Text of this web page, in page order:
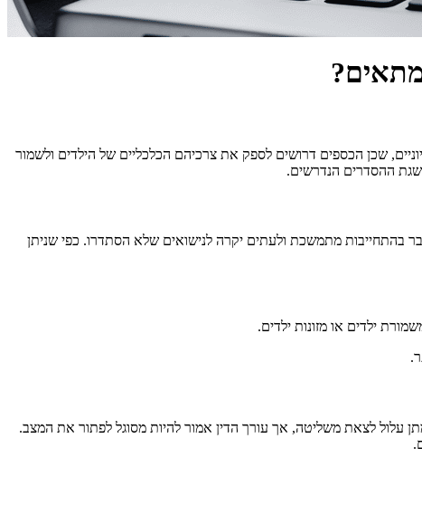
שכן הכספים דרושים לספק את צרכיהם הכלכליים של הילדים ולשמור
ההסדרים הנדרשים.
בהתחייבות מתמשכת ולעתים יקרה לנישואים שלא הסתדרו. כפי שניתן
ילדים או מזונות ילדים.
עלול לצאת משליטה, אך עורך הדין אמור להיות מסוגל לפתור את המצב.